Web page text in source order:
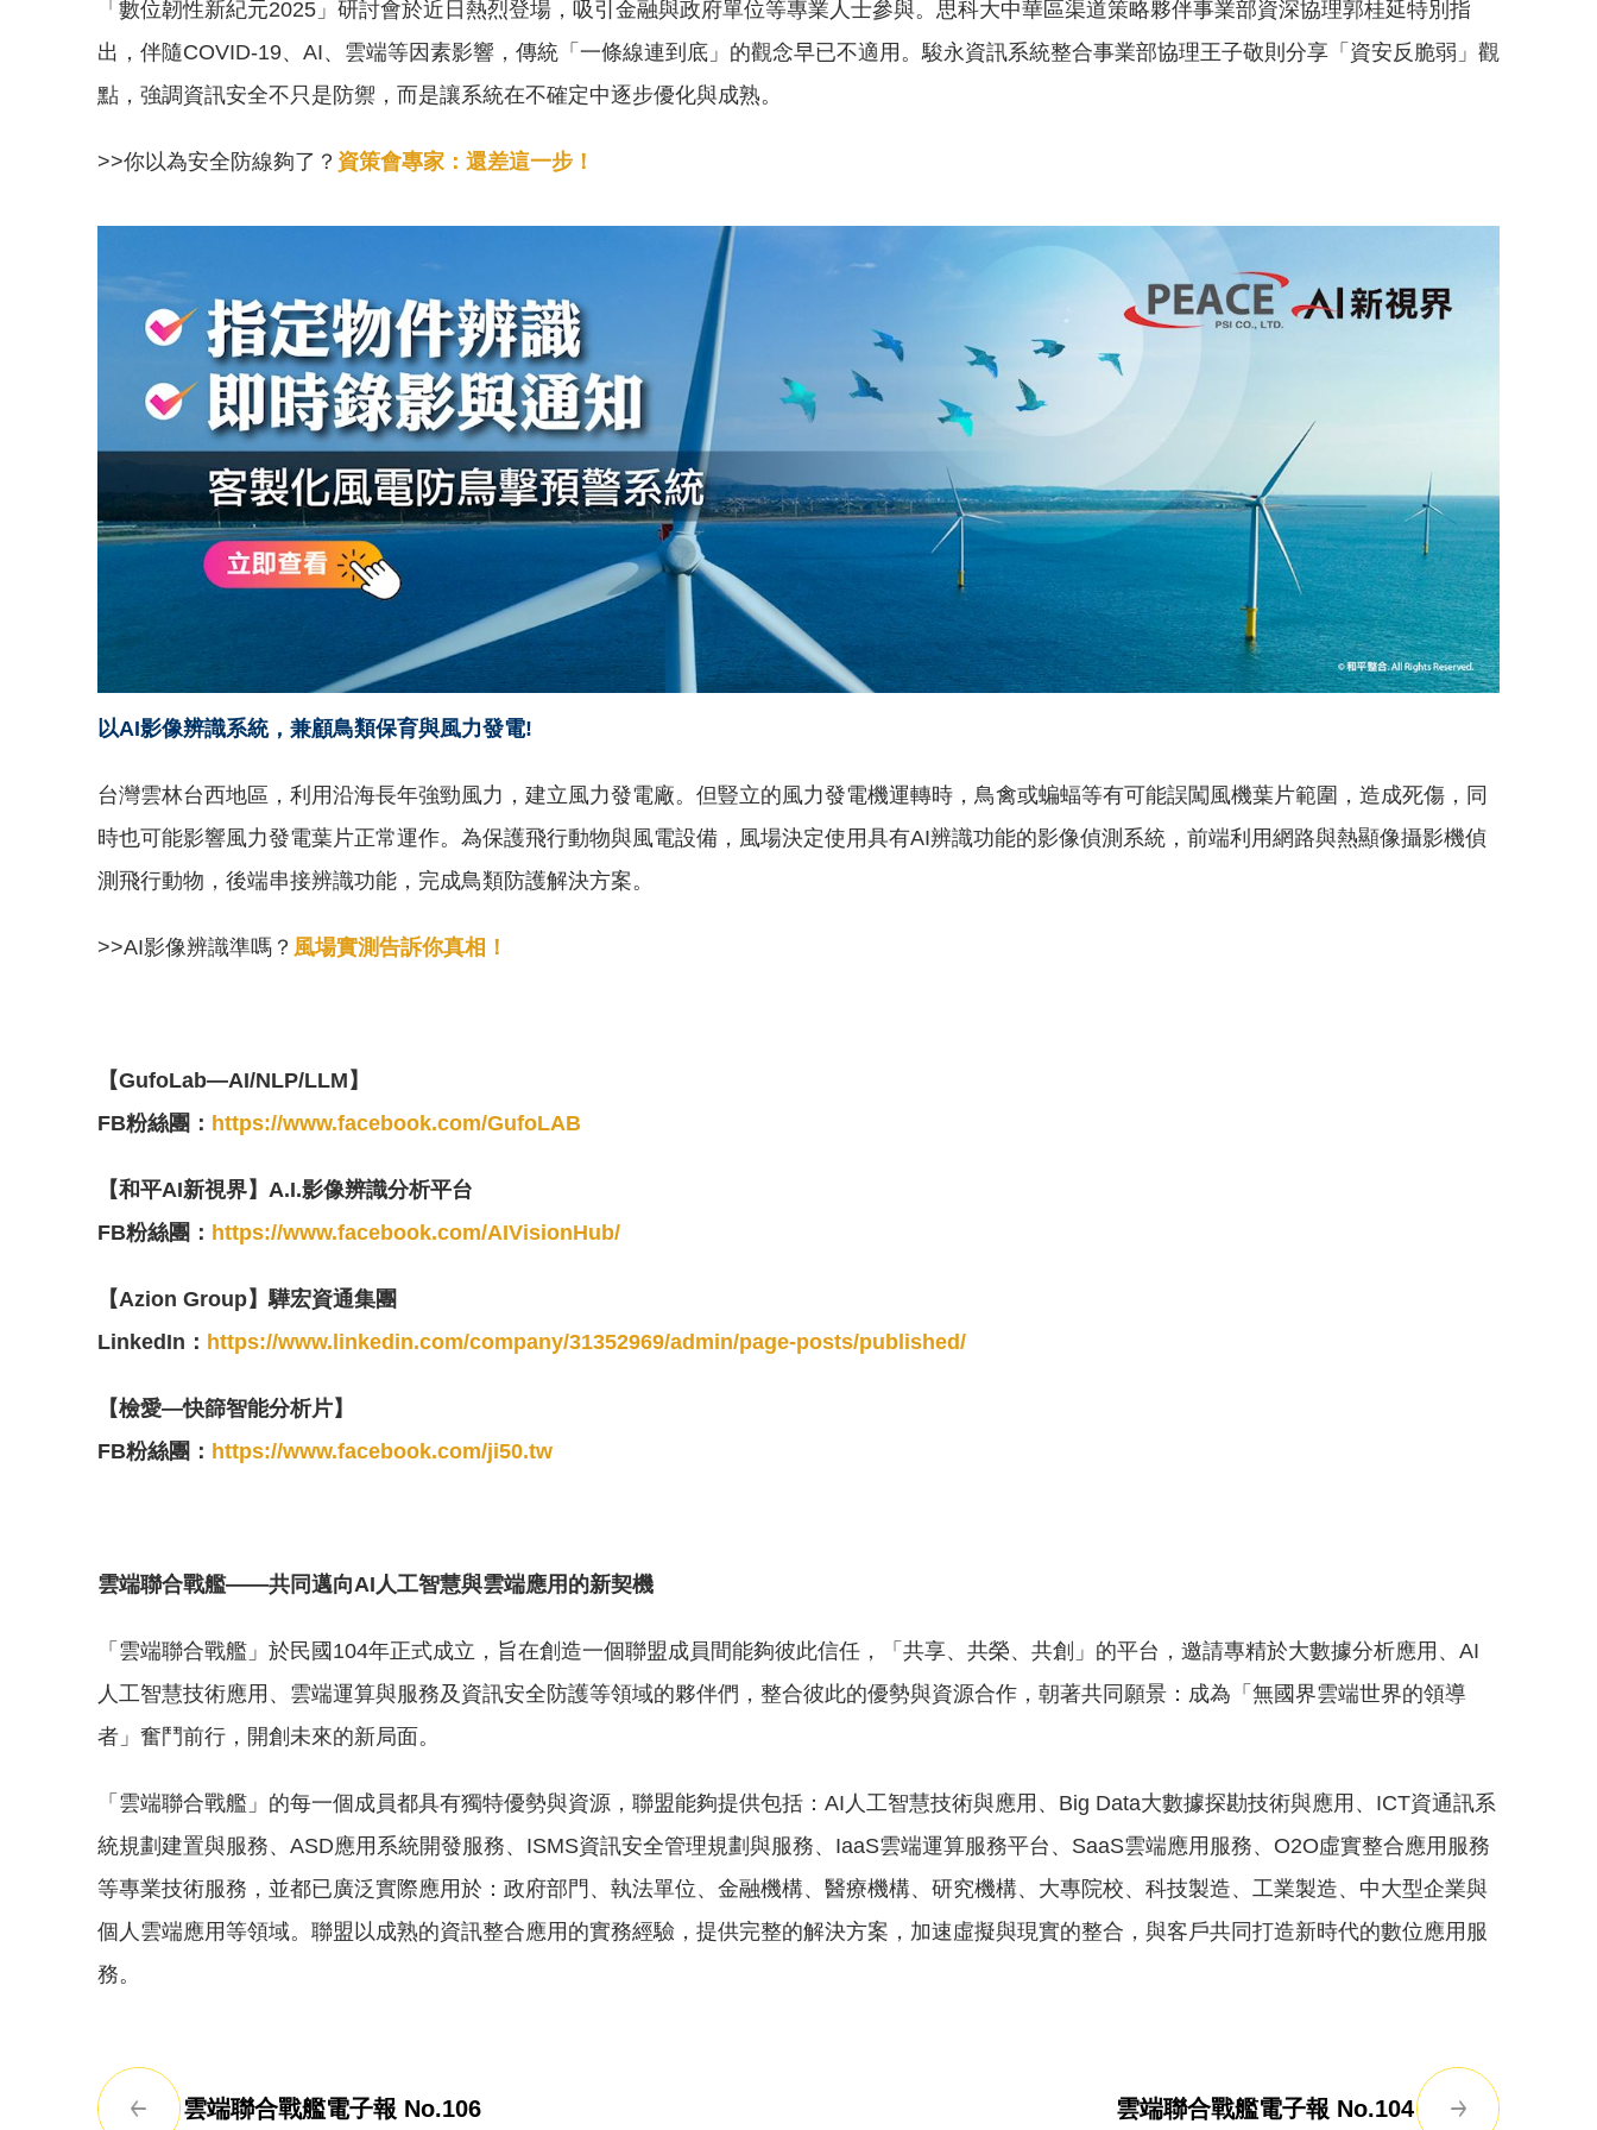
「數位韌性新紀元2025」研討會於近日熱烈登場，吸引金融與政府單位等專業人士參與。思科大中華區渠道策略夥伴事業部資深協理郭桂延特別指
出，伴隨COVID-19、AI、雲端等因素影響，傳統「一條線連到底」的觀念早已不適用。駿永資訊系統整合事業部協理王子敬則分享「資安反脆弱」觀
點，強調資訊安全不只是防禦，而是讓系統在不確定中逐步優化與成熟。
>>你以為安全防線夠了？ 資策會專家：還差這一步！
以AI影像辨識系統，兼顧鳥類保育與風力發電!
台灣雲林台西地區，利用沿海長年強勁風力，建立風力發電廠。但豎立的風力發電機運轉時，鳥禽或蝙蝠等有可能誤闖風機葉片範圍，造成死傷，同
時也可能影響風力發電葉片正常運作。為保護飛行動物與風電設備，風場決定使用具有AI辨識功能的影像偵測系統，前端利用網路與熱顯像攝影機偵
測飛行動物，後端串接辨識功能，完成鳥類防護解決方案。
>>AI影像辨識準嗎？ 風場實測告訴你真相！
【GufoLab—AI/NLP/LLM】
FB粉絲團： https://www.facebook.com/GufoLAB
【和平AI新視界】A.I.影像辨識分析平台
FB粉絲團： https://www.facebook.com/AIVisionHub/
【Azion Group】驊宏資通集團
LinkedIn： https://www.linkedin.com/company/31352969/admin/page-posts/published/
【檢愛—快篩智能分析片】
FB粉絲團： https://www.facebook.com/ji50.tw
雲端聯合戰艦——共同邁向AI人工智慧與雲端應用的新契機
「雲端聯合戰艦」於民國104年正式成立，旨在創造一個聯盟成員間能夠彼此信任，「共享、共榮、共創」的平台，邀請專精於大數據分析應用、AI
人工智慧技術應用、雲端運算與服務及資訊安全防護等領域的夥伴們，整合彼此的優勢與資源合作，朝著共同願景：成為「無國界雲端世界的領導
者」奮鬥前行，開創未來的新局面。
「雲端聯合戰艦」的每一個成員都具有獨特優勢與資源，聯盟能夠提供包括：AI人工智慧技術與應用、Big Data大數據探勘技術與應用、ICT資通訊系
統規劃建置與服務、ASD應用系統開發服務、ISMS資訊安全管理規劃與服務、IaaS雲端運算服務平台、SaaS雲端應用服務、O2O虛實整合應用服務
等專業技術服務，並都已廣泛實際應用於：政府部門、執法單位、金融機構、醫療機構、研究機構、大專院校、科技製造、工業製造、中大型企業與
個人雲端應用等領域。聯盟以成熟的資訊整合應用的實務經驗，提供完整的解決方案，加速虛擬與現實的整合，與客戶共同打造新時代的數位應用服
務。
雲端聯合戰艦電子報 No.106 雲端聯合戰艦電子報 No.104